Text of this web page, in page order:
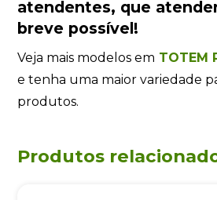
atendentes, que
breve possível!
Veja mais modelos em TOTEM
e tenha uma maior variedade
produtos.
Produtos